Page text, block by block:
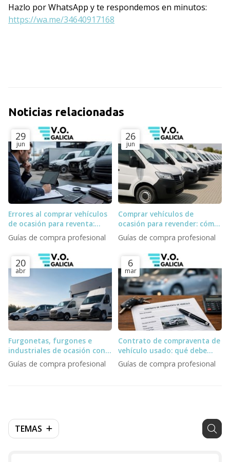
TEMAS
Hazlo por WhatsApp y te respondemos en minutos:
https://wa.me/34640917168
Noticias relacionadas
29
jun
Errores al comprar vehículos
de ocasión para reventa:
stock fantasma, subastas y
logística
Guías de compra profesional
26
jun
Comprar vehículos de
ocasión para revender: cómo
elegir stock y proveedor
Guías de compra profesional
20
abr
Furgonetas, furgones e
industriales de ocasión con
entrega inmediata para
profesionales
Guías de compra profesional
6
mar
Contrato de compraventa de
vehículo usado: qué debe
incluir un profesional
Guías de compra profesional